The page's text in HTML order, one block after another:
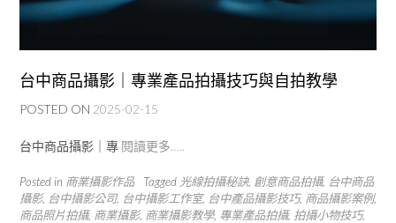
台中商品攝影｜專業產品拍攝技巧與自拍教學
POSTED ON 2025-02-15
台中商品攝影｜專 閱讀更多…..
Posted in 商業攝影作品 Tagged 光線拍攝秘訣, 創意商品拍攝, 台中商品
攝影, 台中攝影公司, 台中攝影工作室, 台中產品攝影技巧, 商品攝影案例,
商品照片拍攝, 商業攝影, 商業攝影教學, 專業產品拍攝, 拍攝小物技巧,